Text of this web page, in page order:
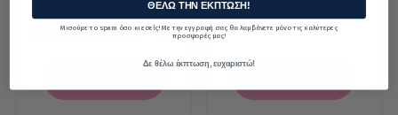
Τιμή κατασκευαστή:€179.50
ΘΕΛΩ ΤΗΝ ΕΚΠΤΩΣΗ!
Μισούμε το spam όσο κι εσείς! Με την εγγραφή σας θα λαμβάνετε μόνο τις καλύτερες
προσφορές μας!
Δε θέλω έκπτωση, ευχαριστώ!